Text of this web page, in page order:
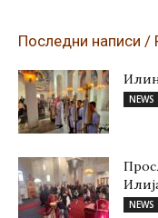
Последни написи /
NEWS
NEWS